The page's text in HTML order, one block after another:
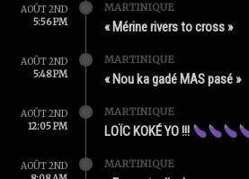
AOÛT 2ND
5:56 PM
MARTINIQUE
« Mérine rivers to cross »
AOÛT 2ND
5:48 PM
MARTINIQUE
« Nou ka gadé MAS pasé »
AOÛT 2ND
12:05 PM
MARTINIQUE
LOÏC KOKÉ YO !!!
AOÛT 2ND
MARTINIQUE